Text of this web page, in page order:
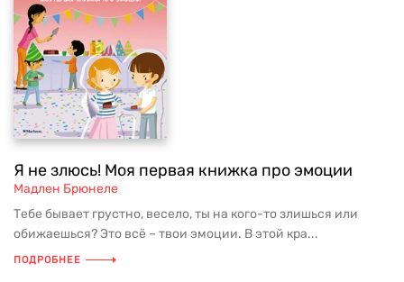
Я не злюсь! Моя первая книжка про эмоции
Мадлен Брюнеле
Тебе бывает грустно, весело, ты на кого-то злишься или
обижаешься? Это всё – твои эмоции. В этой кра...
ПОДРОБНЕЕ